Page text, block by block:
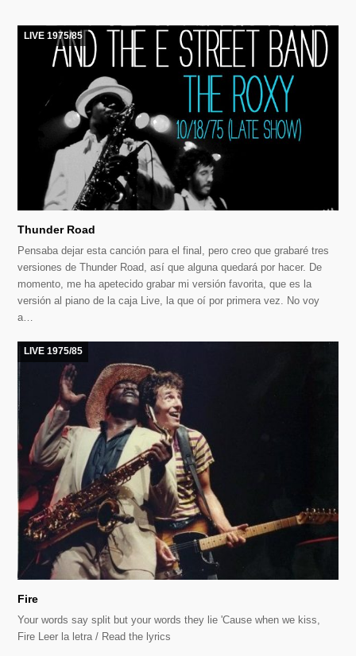
LIVE 1975/85
Thunder Road
Pensaba dejar esta canción para el final, pero creo que grabaré tres
versiones de Thunder Road, así que alguna quedará por hacer. De
momento, me ha apetecido grabar mi versión favorita, que es la
versión al piano de la caja Live, la que oí por primera vez. No voy
a…
LIVE 1975/85
Fire
Your words say split but your words they lie 'Cause when we kiss,
Fire Leer la letra / Read the lyrics